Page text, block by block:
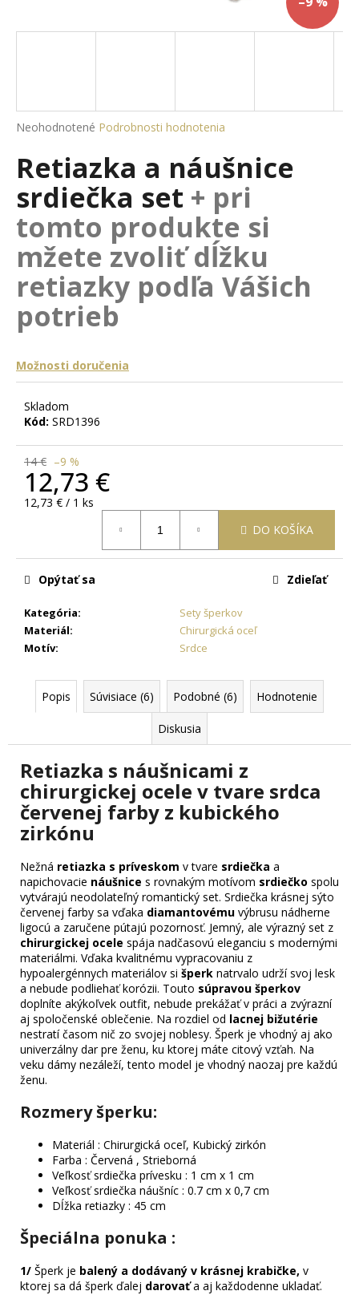
Priemerné
produktu
je
z
5
hviezdičiek.
Neohodnotené Podrobnosti hodnotenia
Retiazka a náušnice
srdiečka set + pri
tomto produkte si
mžete zvoliť dĺžku
retiazky podľa Vášich
potrieb
Možnosti doručenia
Skladom
Kód: SRD1396
14 € –9 %
12,73 €
Jednotková
12,73 € / 1 ks
DO KOŠÍKA
Kategória:
Sety šperkov
Materiál:
Chirurgická oceľ
Motív: Srdce
Opýtať sa Zdieľať
Popis Súvisiace (6) Podobné (6) Hodnotenie
Diskusia
Retiazka s náušnicami z
chirurgickej ocele v tvare srdca
červenej farby z kubického
zirkónu
Nežná retiazka s príveskom v tvare srdiečka a
napichovacie náušnice s rovnakým motívom srdiečko spolu
vytvárajú neodolateľný romantický set. Srdiečka krásnej sýto
červenej farby sa vďaka diamantovému výbrusu nádherne
ligocú a zaručene pútajú pozornosť. Jemný, ale výrazný set z
chirurgickej ocele spája nadčasovú eleganciu s modernými
materiálmi. Vďaka kvalitnému vypracovaniu z
hypoalergénnych materiálov si šperk natrvalo udrží svoj lesk
a nebude podliehať korózii. Touto súpravou šperkov
doplníte akýkoľvek outfit, nebude prekážať v práci a zvýrazní
aj spoločenské oblečenie. Na rozdiel od lacnej bižutérie
nestratí časom nič zo svojej noblesy. Šperk je vhodný aj ako
univerzálny dar pre ženu, ku ktorej máte citový vzťah. Na
veku dámy nezáleží, tento model je vhodný naozaj pre každú
ženu.
Rozmery šperku:
Materiál : Chirurgická oceľ, Kubický zirkón
Farba : Červená , Strieborná
Veľkosť srdiečka prívesku : 1 cm x 1 cm
Veľkosť srdiečka náušníc : 0.7 cm x 0,7 cm
Dĺžka retiazky : 45 cm
Špeciálna ponuka :
1/ Šperk je balený a dodávaný v krásnej krabičke, v
ktorej sa dá šperk ďalej darovaťa aj každodenne ukladať.
j
?
HĽADAŤ
O
d
p
o
r
č
a
m
e
RETIAZKA
PRÍVESKOM
ANJEL
+
TOMTO
SI
MÔŽETE
ZVOLIŤ
DĹŽKU